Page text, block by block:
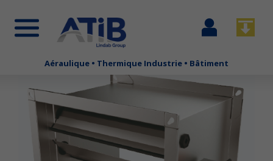
contenu
principal
Aéraulique • Thermique Industrie • Bâtiment